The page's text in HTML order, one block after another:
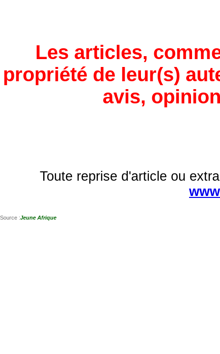
Les articles,
propriété de leur(s)
avis,
Toute reprise d'article ou
Source :Jeune Afrique